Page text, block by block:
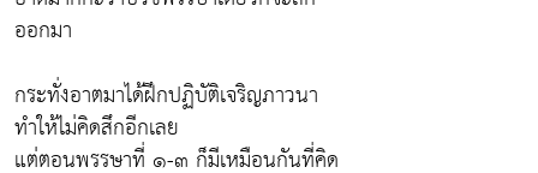
ออกมา
กระทั่งอาตมาได้ฝึกปฏิบัติเจริญภาวนา
ทำให้ไม่คิดสึกอีกเลย
แต่ตอนพรรษาที่ ๑-๓ ก็มีเหมือนกันที่คิด